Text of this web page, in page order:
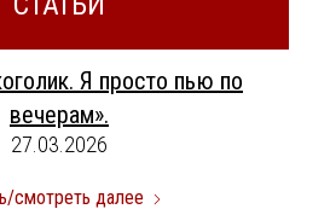
Я просто пью по
вечерам».
27.03.2026
смотреть далее